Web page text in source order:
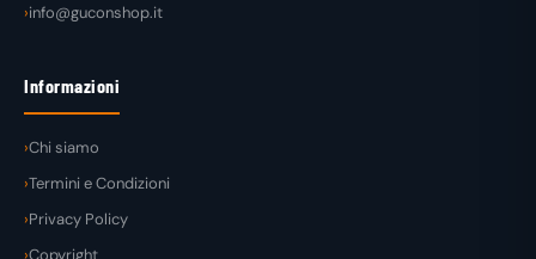
info@guconshop.it
Informazioni
Chi siamo
Termini e Condizioni
Privacy Policy
Copyright